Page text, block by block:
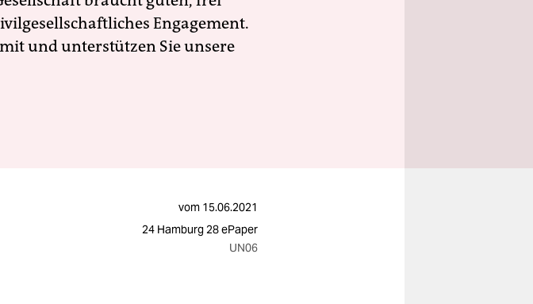
Engagement.
und unterstützen Sie unsere
vom 15.06.2021
24 Hamburg 28 ePaper
UN06